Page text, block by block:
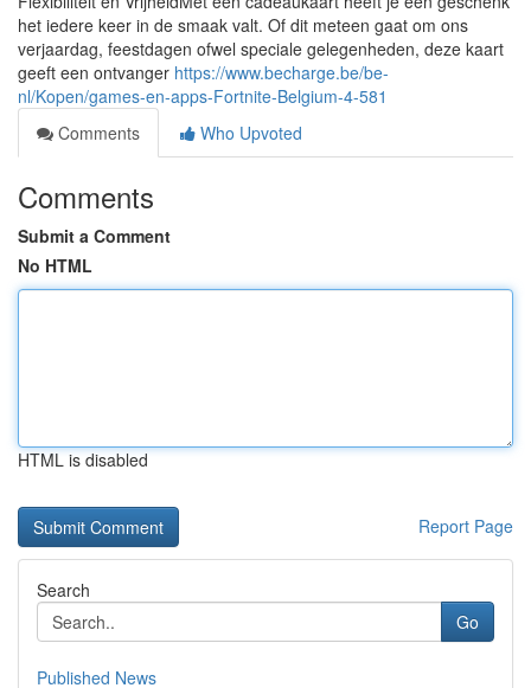
het iedere keer in de smaak valt. Of dit meteen gaat om ons
verjaardag, feestdagen ofwel speciale gelegenheden, deze kaart
geeft een ontvanger https://www.becharge.be/be-
nl/Kopen/games-en-apps-Fortnite-Belgium-4-581
Comments
Who Upvoted
Comments
Submit a Comment
No HTML
HTML is disabled
Report Page
Search
Go
Published News